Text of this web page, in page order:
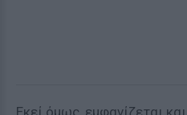
Εκεί όμως, εμφανίζεται